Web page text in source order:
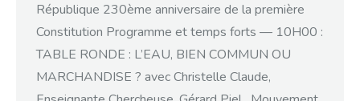
République 230ème anniversaire de la première
Constitution Programme et temps forts — 10H00 :
TABLE RONDE : L’EAU, BIEN COMMUN OU
MARCHANDISE ? avec Christelle Claude,